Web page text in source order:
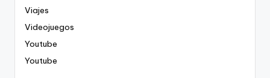
Viajes
Videojuegos
Youtube
Youtube